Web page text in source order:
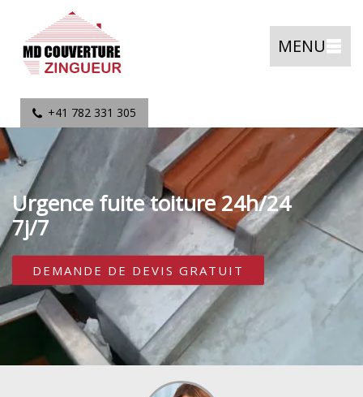
MENU
+41 782 331 305
Urgence fuite toiture 24h/24
7j/7
DEMANDE DE DEVIS GRATUIT